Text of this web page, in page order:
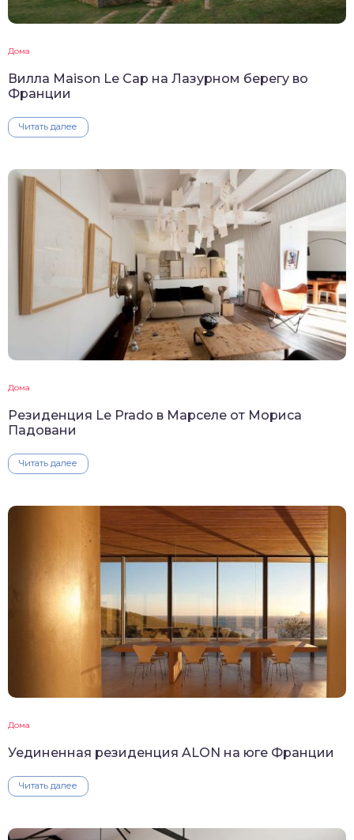
Дома
Вилла Maison Le Cap на Лазурном берегу во
Франции
Читать далее
Дома
Резиденция Le Prado в Марселе от Мориса
Падовани
Читать далее
Дома
Уединенная резиденция ALON на юге Франции
Читать далее